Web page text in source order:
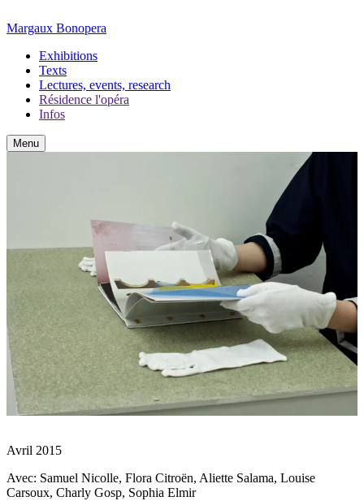
Margaux Bonopera
Exhibitions
Texts
Lectures, events, research
Résidence l'opéra
Infos
Menu
Avril 2015
Avec: Samuel Nicolle, Flora Citroën, Aliette Salama, Louise
Carsoux, Charly Gosp, Sophia Elmir